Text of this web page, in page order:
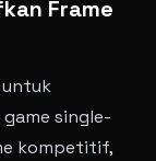
Frame
untuk
single-
kompetitif,